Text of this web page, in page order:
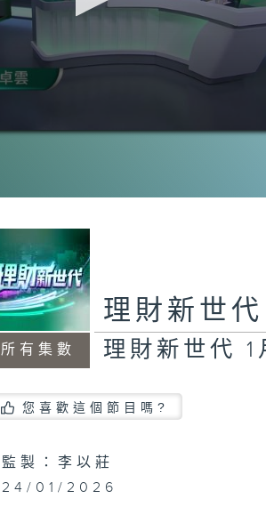
所有集數
理財新世代
理財新世代 1
您喜歡這個節目嗎?
監製：李以莊
24/01/2026